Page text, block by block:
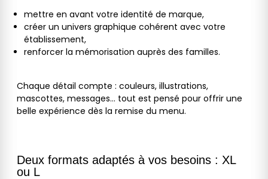
mettre en avant votre identité de marque,
créer un univers graphique cohérent avec votre
établissement,
renforcer la mémorisation auprès des familles.
Chaque détail compte : couleurs, illustrations,
mascottes, messages… tout est pensé pour offrir une
belle expérience dès la remise du menu.
Deux formats adaptés à vos besoins : XL
ou L